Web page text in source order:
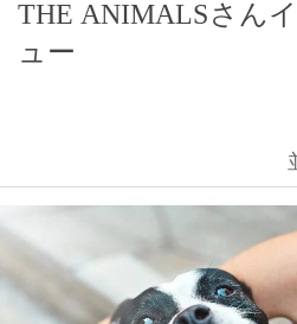
THE ANIMALSさん
ュー